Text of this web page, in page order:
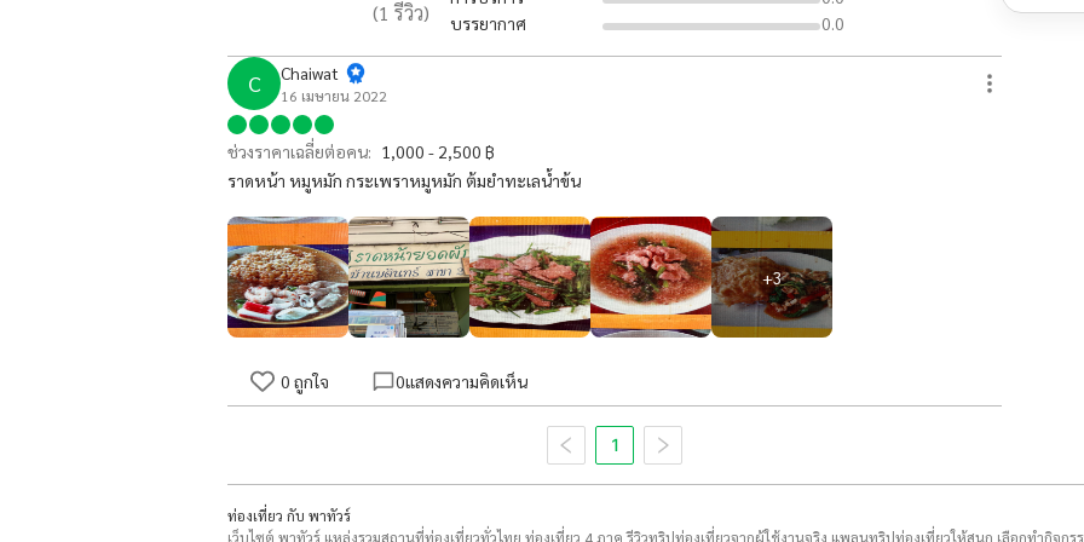
(1 รีวิว)
บรรยากาศ
0.0
C Chaiwat
16 เมษายน 2022
ช่วงราคาเฉลี่ยต่อคน: 1,000 - 2,500 ฿
ราดหน้า หมูหมัก กระเพราหมูหมัก ต้มยำทะเลน้ำข้น
+3
0 ถูกใจ 0แสดงความคิดเห็น
1
ท่องเที่ยว กับ พาทัวร์
เว็บไซต์ พาทัวร์ แหล่งรวมสถานที่ท่องเที่ยวทั่วไทย ท่องเที่ยว 4 ภาค รีวิวทริปท่องเที่ยวจากผู้ใช้งานจริง แพลนทริปท่องเที่ยวให้สนุก เลือกทำกิจกร